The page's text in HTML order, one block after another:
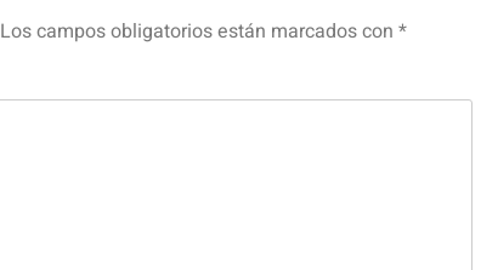
Los campos obligatorios están marcados con *